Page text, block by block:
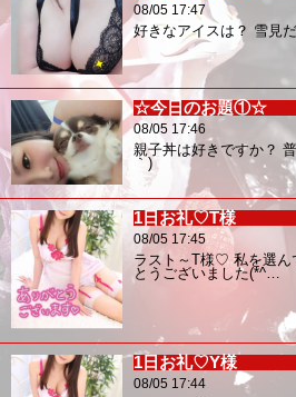
08/05 17:47
好きなアイスは？ 雪
☆今日のお題①☆
08/05 17:46
親子丼は好きですか？
｀)
1日お礼♡T様
08/05 17:45
ラスト～T様♡ 私を選ん
とうございました(*^…
1日お礼♡Y様
08/05 17:44